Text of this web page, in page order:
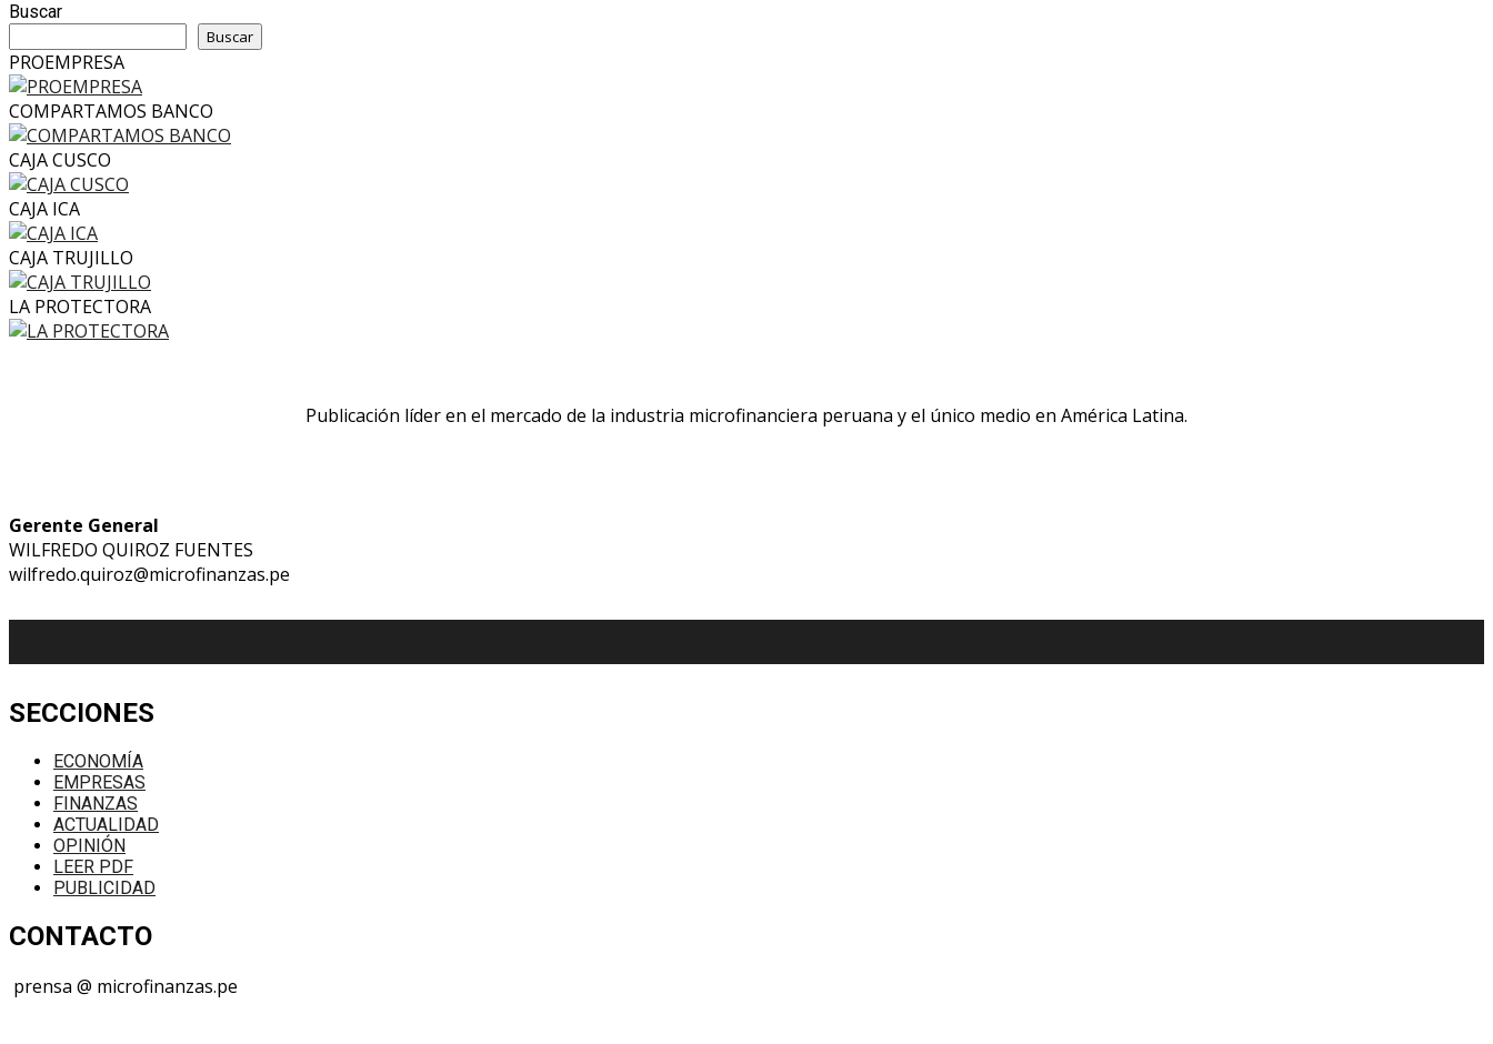
Buscar
Buscar
PROEMPRESA
COMPARTAMOS BANCO
CAJA CUSCO
CAJA ICA
CAJA TRUJILLO
LA PROTECTORA
Publicación líder en el mercado de la industria microfinanciera peruana y el único medio en América Latina.
Gerente General
WILFREDO QUIROZ FUENTES
wilfredo.quiroz@microfinanzas.pe
SECCIONES
ECONOMÍA
EMPRESAS
FINANZAS
ACTUALIDAD
OPINIÓN
LEER PDF
PUBLICIDAD
CONTACTO
prensa @ microfinanzas.pe